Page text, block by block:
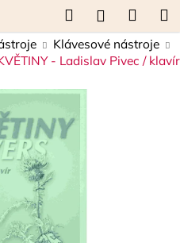
Hľadať
košík
Klávesové nástroje
- Ladislav Pivec / klavír